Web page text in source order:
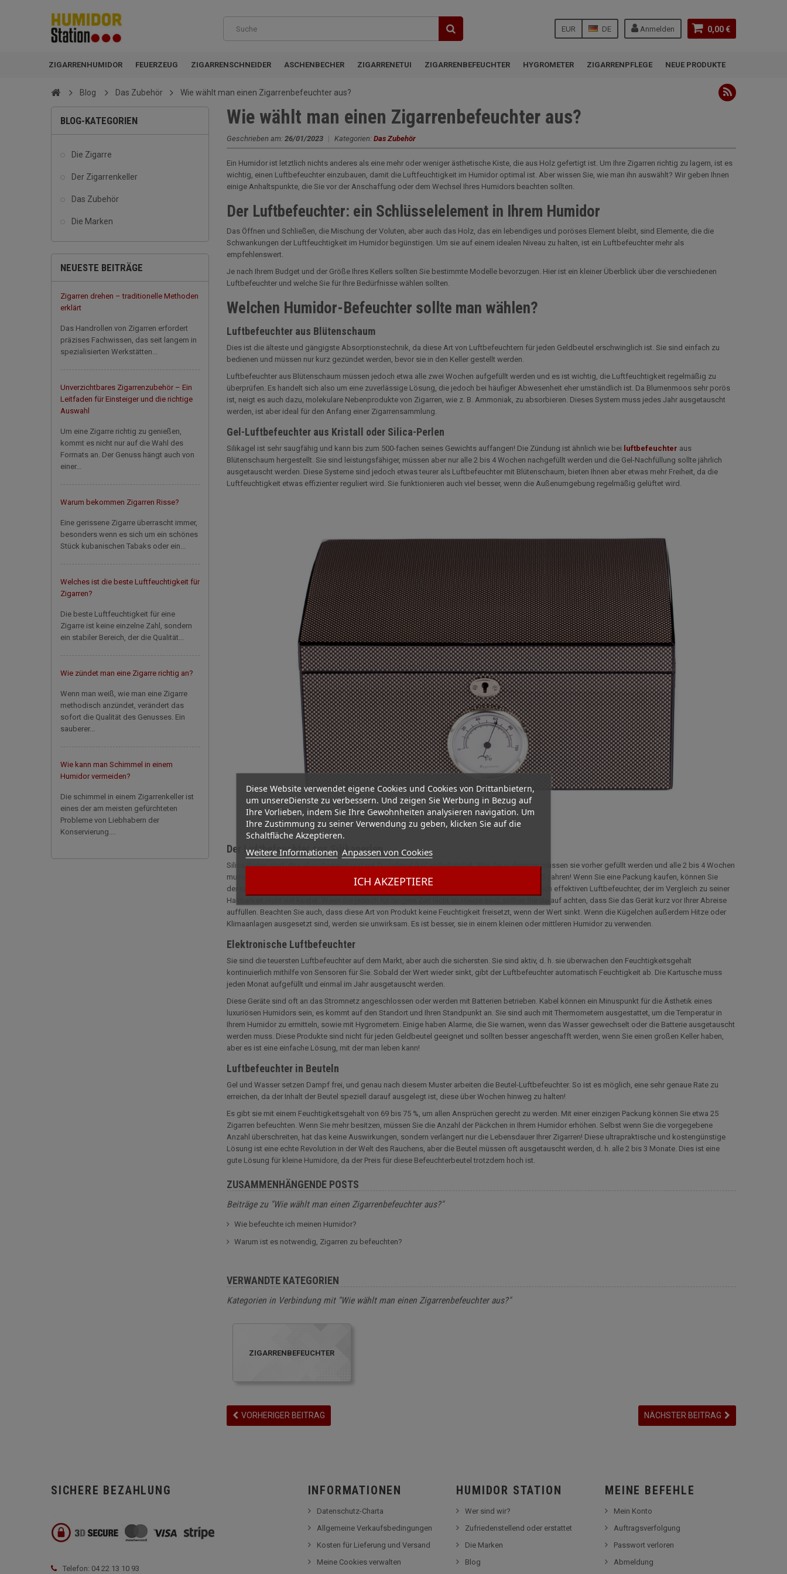
0,00 €
Anmelden
DE
EUR
ZIGARRENHUMIDOR FEUERZEUG ZIGARRENSCHNEIDER ASCHENBECHER ZIGARRENETUI ZIGARRENBEFEUCHTER HYGROMETER ZIGARRENPFLEGE NEUE PRODUKTE
Diese Website verwendet eigene Cookies und Cookies von Drittanbietern,
um unsereDienste zu verbessern. Und zeigen Sie Werbung in Bezug auf
Ihre Vorlieben, indem Sie Ihre Gewohnheiten analysieren navigation. Um
Ihre Zustimmung zu seiner Verwendung zu geben, klicken Sie auf die
Schaltfläche Akzeptieren.
Weitere Informationen Anpassen von Cookies
ICH AKZEPTIERE
Blog Das Zubehör Wie wählt man einen Zigarrenbefeuchter aus?
BLOG-KATEGORIEN
Die Zigarre
Der Zigarrenkeller
Das Zubehör
Die Marken
NEUESTE BEITRÄGE
Zigarren drehen – traditionelle Methoden
erklärt
Das Handrollen von Zigarren erfordert
präzises Fachwissen, das seit langem in
spezialisierten Werkstätten...
Unverzichtbares Zigarrenzubehör – Ein
Leitfaden für Einsteiger und die richtige
Auswahl
Um eine Zigarre richtig zu genießen,
kommt es nicht nur auf die Wahl des
Formats an. Der Genuss hängt auch von
einer...
Warum bekommen Zigarren Risse?
Eine gerissene Zigarre überrascht immer,
besonders wenn es sich um ein schönes
Stück kubanischen Tabaks oder ein...
Welches ist die beste Luftfeuchtigkeit für
Zigarren?
Die beste Luftfeuchtigkeit für eine
Zigarre ist keine einzelne Zahl, sondern
ein stabiler Bereich, der die Qualität...
Wie zündet man eine Zigarre richtig an?
Wenn man weiß, wie man eine Zigarre
methodisch anzündet, verändert das
sofort die Qualität des Genusses. Ein
sauberer...
Wie kann man Schimmel in einem
Humidor vermeiden?
Die schimmel in einem Zigarrenkeller ist
eines der am meisten gefürchteten
Probleme von Liebhabern der
Konservierung....
Wie wählt man einen Zigarrenbefeuchter aus?
Geschrieben am: 26/01/2023 | Kategorien: Das Zubehör
Ein Humidor ist letztlich nichts anderes als eine mehr oder weniger ästhetische Kiste, die aus Holz gefertigt ist. Um Ihre Zigarren richtig zu lagern, ist es
wichtig, einen Luftbefeuchter einzubauen, damit die Luftfeuchtigkeit im Humidor optimal ist. Aber wissen Sie, wie man ihn auswählt? Wir geben Ihnen
einige Anhaltspunkte, die Sie vor der Anschaffung oder dem Wechsel Ihres Humidors beachten sollten.
Der Luftbefeuchter: ein Schlüsselelement in Ihrem Humidor
Das Öffnen und Schließen, die Mischung der Voluten, aber auch das Holz, das ein lebendiges und poröses Element bleibt, sind Elemente, die die
Schwankungen der Luftfeuchtigkeit im Humidor begünstigen. Um sie auf einem idealen Niveau zu halten, ist ein Luftbefeuchter mehr als
empfehlenswert.
Je nach Ihrem Budget und der Größe Ihres Kellers sollten Sie bestimmte Modelle bevorzugen. Hier ist ein kleiner Überblick über die verschiedenen
Luftbefeuchter und welche Sie für Ihre Bedürfnisse wählen sollten.
Welchen Humidor-Befeuchter sollte man wählen?
Luftbefeuchter aus Blütenschaum
Dies ist die älteste und gängigste Absorptionstechnik, da diese Art von Luftbefeuchtern für jeden Geldbeutel erschwinglich ist. Sie sind einfach zu
bedienen und müssen nur kurz gezündet werden, bevor sie in den Keller gestellt werden.
Luftbefeuchter aus Blütenschaum müssen jedoch etwa alle zwei Wochen aufgefüllt werden und es ist wichtig, die Luftfeuchtigkeit regelmäßig zu
überprüfen. Es handelt sich also um eine zuverlässige Lösung, die jedoch bei häufiger Abwesenheit eher umständlich ist. Da Blumenmoos sehr porös
ist, neigt es auch dazu, molekulare Nebenprodukte von Zigarren, wie z. B. Ammoniak, zu absorbieren. Dieses System muss jedes Jahr ausgetauscht
werden, ist aber ideal für den Anfang einer Zigarrensammlung.
Gel-Luftbefeuchter aus Kristall oder Silica-Perlen
Silikagel ist sehr saugfähig und kann bis zum 500-fachen seines Gewichts auffangen! Die Zündung ist ähnlich wie bei luftbefeuchter aus
Blütenschaum hergestellt. Sie sind leistungsfähiger, müssen aber nur alle 2 bis 4 Wochen nachgefüllt werden und die Gel-Nachfüllung sollte jährlich
ausgetauscht werden. Diese Systeme sind jedoch etwas teurer als Luftbefeuchter mit Blütenschaum, bieten Ihnen aber etwas mehr Freiheit, da die
Luftfeuchtigkeit etwas effizienter reguliert wird. Sie funktionieren auch viel besser, wenn die Außenumgebung regelmäßig gelüftet wird.
Der Luftbefeuchter aus Silikaperlen
Silica-Perlen sind ultra-absorbierend und mit Propylenglykol vorbehandelt. Wie die vorherigen müssen sie vorher gefüllt werden und alle 2 bis 4 Wochen
muss Wasser nachgefüllt werden. Die Nachfüllpackung hat jedoch eine Lebensdauer von ca. 5 Jahren! Wenn Sie eine Packung kaufen, können Sie
denselben Luftbefeuchter Ihr ganzes Leben lang behalten! Es handelt sich also um einen wirklich effektiven Luftbefeuchter, der im Vergleich zu seiner
Haltbarkeit nicht viel kostet. Wenn Sie jedoch für längere Zeit nicht zu Hause sind, sollten Sie darauf achten, dass Sie das Gerät kurz vor Ihrer Abreise
auffüllen. Beachten Sie auch, dass diese Art von Produkt keine Feuchtigkeit freisetzt, wenn der Wert sinkt. Wenn die Kügelchen außerdem Hitze oder
Klimaanlagen ausgesetzt sind, werden sie unwirksam. Es ist besser, sie in einem kleinen oder mittleren Humidor zu verwenden.
Elektronische Luftbefeuchter
Sie sind die teuersten Luftbefeuchter auf dem Markt, aber auch die sichersten. Sie sind aktiv, d. h. sie überwachen den Feuchtigkeitsgehalt
kontinuierlich mithilfe von Sensoren für Sie. Sobald der Wert wieder sinkt, gibt der Luftbefeuchter automatisch Feuchtigkeit ab. Die Kartusche muss
jeden Monat aufgefüllt und einmal im Jahr ausgetauscht werden.
Diese Geräte sind oft an das Stromnetz angeschlossen oder werden mit Batterien betrieben. Kabel können ein Minuspunkt für die Ästhetik eines
luxuriösen Humidors sein, es kommt auf den Standort und Ihren Standpunkt an. Sie sind auch mit Thermometern ausgestattet, um die Temperatur in
Ihrem Humidor zu ermitteln, sowie mit Hygrometern. Einige haben Alarme, die Sie warnen, wenn das Wasser gewechselt oder die Batterie ausgetauscht
werden muss. Diese Produkte sind nicht für jeden Geldbeutel geeignet und sollten besser angeschafft werden, wenn Sie einen großen Keller haben,
aber es ist eine einfache Lösung, mit der man leben kann!
Luftbefeuchter in Beuteln
Gel und Wasser setzen Dampf frei, und genau nach diesem Muster arbeiten die Beutel-Luftbefeuchter. So ist es möglich, eine sehr genaue Rate zu
erreichen, da der Inhalt der Beutel speziell darauf ausgelegt ist, diese über Wochen hinweg zu halten!
Es gibt sie mit einem Feuchtigkeitsgehalt von 69 bis 75 %, um allen Ansprüchen gerecht zu werden. Mit einer einzigen Packung können Sie etwa 25
Zigarren befeuchten. Wenn Sie mehr besitzen, müssen Sie die Anzahl der Päckchen in Ihrem Humidor erhöhen. Selbst wenn Sie die vorgegebene
Anzahl überschreiten, hat das keine Auswirkungen, sondern verlängert nur die Lebensdauer Ihrer Zigarren! Diese ultrapraktische und kostengünstige
Lösung ist eine echte Revolution in der Welt des Rauchens, aber die Beutel müssen oft ausgetauscht werden, d. h. alle 2 bis 3 Monate. Dies ist eine
gute Lösung für kleine Humidore, da der Preis für diese Befeuchterbeutel trotzdem hoch ist.
ZUSAMMENHÄNGENDE POSTS
Beiträge zu "Wie wählt man einen Zigarrenbefeuchter aus?"
Wie befeuchte ich meinen Humidor?
Warum ist es notwendig, Zigarren zu befeuchten?
VERWANDTE KATEGORIEN
Kategorien in Verbindung mit "Wie wählt man einen Zigarrenbefeuchter aus?"
ZIGARRENBEFEUCHTER
VORHERIGER BEITRAG NÄCHSTER BEITRAG
SICHERE BEZAHLUNG
Telefon: 04 22 13 10 93
INFORMATIONEN
Datenschutz-Charta
Allgemeine Verkaufsbedingungen
Kosten für Lieferung und Versand
Meine Cookies verwalten
HUMIDOR STATION
Wer sind wir?
Zufriedenstellend oder erstattet
Die Marken
Blog
MEINE BEFEHLE
Mein Konto
Auftragsverfolgung
Passwort verloren
Abmeldung